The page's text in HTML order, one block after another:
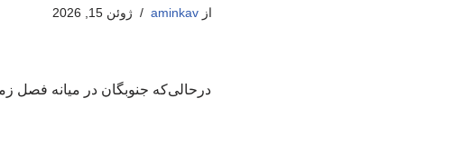
ازaminkav ژوئن 15, 2026
درحالی‌که جنوبگان در میانه فصل